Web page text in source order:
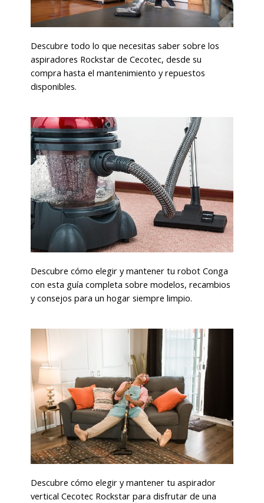
Descubre todo lo que necesitas saber sobre los
aspiradores Rockstar de Cecotec, desde su
compra hasta el mantenimiento y repuestos
disponibles.
Descubre cómo elegir y mantener tu robot Conga
con esta guía completa sobre modelos, recambios
y consejos para un hogar siempre limpio.
Descubre cómo elegir y mantener tu aspirador
vertical Cecotec Rockstar para disfrutar de una